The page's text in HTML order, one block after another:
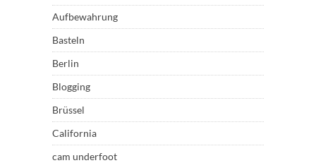
Aufbewahrung
Basteln
Berlin
Blogging
Brüssel
California
cam underfoot